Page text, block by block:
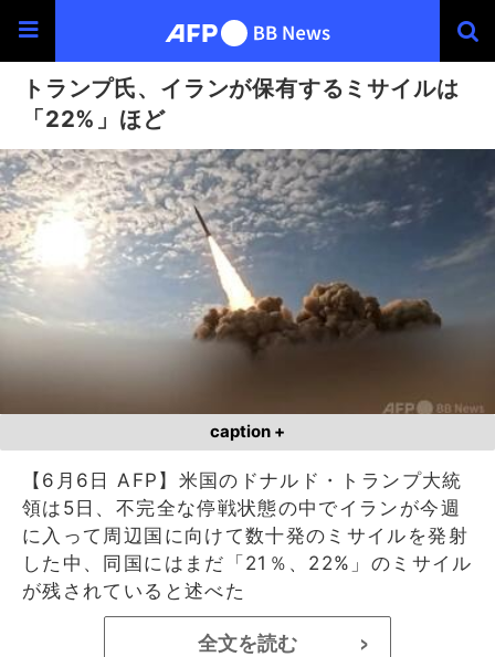
トランプ氏、イランが保有するミサイルは
「22%」ほど
caption +
【6月6日 AFP】米国のドナルド・トランプ大統
領は5日、不完全な停戦状態の中でイランが今週
に入って周辺国に向けて数十発のミサイルを発射
した中、同国にはまだ「21％、22%」のミサイル
が残されていると述べた
全文を読む >